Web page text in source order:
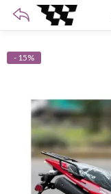
- 15%